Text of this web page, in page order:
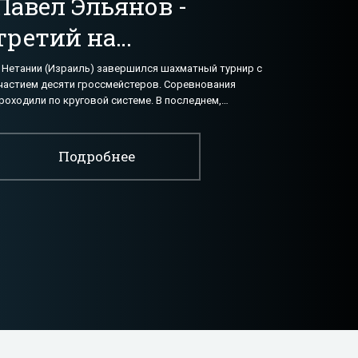
на
турнире
Израиле -
(Израиль) завершился шахматный турнир с
десяти гроссмейстеров. Соревнования
по круговой системе. В последнем,
Подробнее